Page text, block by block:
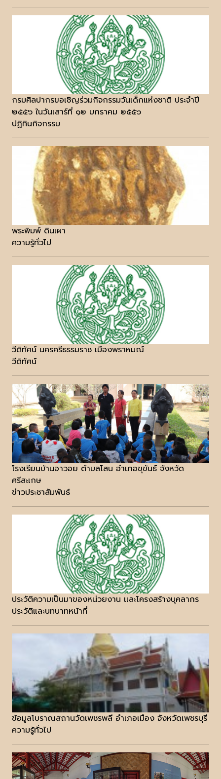
กรมศิลปากรขอเชิญร่วมกิจกรรมวันเด็กแห่งชาติ ประจำปี
๒๕๕๖ ในวันเสาร์ที่ ๑๒ มกราคม ๒๕๕๖
ปฏิทินกิจกรรม
พระพิมพ์ ดินเผา
ความรู้ทั่วไป
วีดิทัศน์ นครศรีธรรมราช เมืองพราหมณ์
วีดิทัศน์
โรงเรียนบ้านอาวอย ตำบลโสน อำเภอขุขันธ์ จังหวัด
ศรีสะเกษ
ข่าวประชาสัมพันธ์
ประวัติความเป็นมาของหน่วยงาน เเละโครงสร้างบุคลากร
ประวัติและบทบาทหน้าที่
ข้อมูลโบราณสถานวัดเพชรพลี อำเภอเมือง จังหวัดเพชรบุรี
ความรู้ทั่วไป